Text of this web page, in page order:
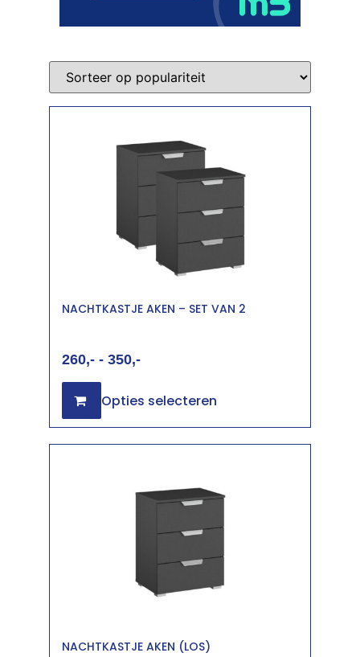
NACHTKASTJE AKEN – SET VAN 2
260 - 350
Opties selecteren
NACHTKASTJE AKEN (LOS)